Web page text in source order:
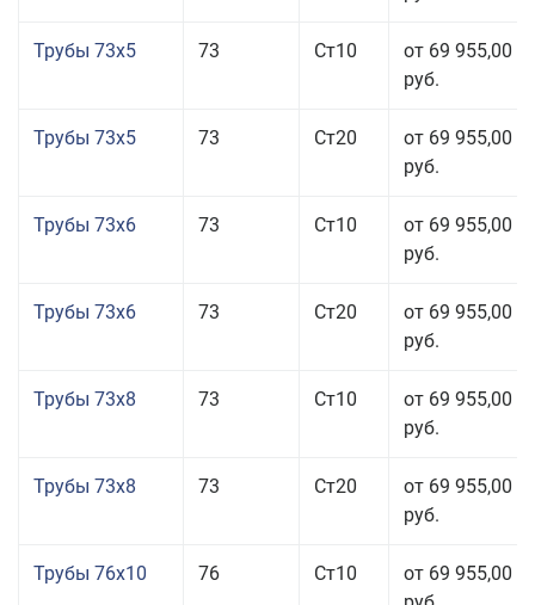
Трубы 73x5 73 Ст10
от 69 955,00
руб.
Трубы 73x5 73 Ст20
от 69 955,00
руб.
Трубы 73x6 73 Ст10
от 69 955,00
руб.
Трубы 73x6 73 Ст20
от 69 955,00
руб.
Трубы 73x8 73 Ст10
от 69 955,00
руб.
Трубы 73x8 73 Ст20
от 69 955,00
руб.
Трубы 76x10 76 Ст10
от 69 955,00